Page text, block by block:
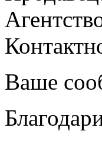
Ваше